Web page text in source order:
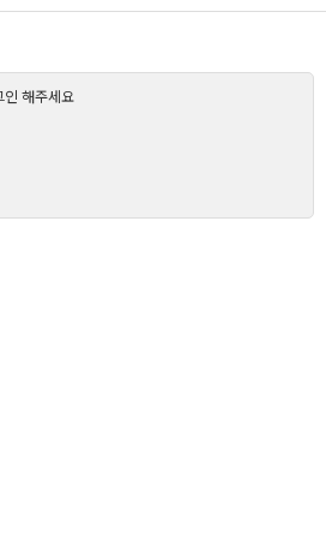
인 해주세요